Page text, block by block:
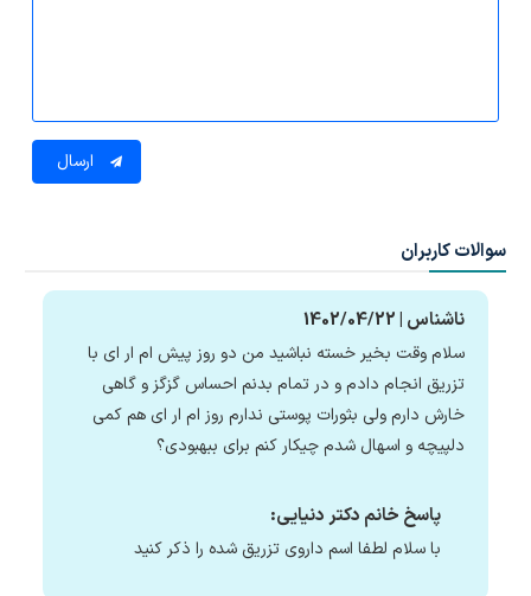
ارسال
سوالات کاربران
ناشناس | 1402/04/22
سلام وقت بخیر خسته نباشید من دو روز پیش ام ار ای با
تزریق انجام دادم و در تمام بدنم احساس گزگز و گاهی
خارش دارم ولی بثورات پوستی ندارم روز ام ار ای هم کمی
دلپیچه و اسهال شدم چیکار کنم برای ببهبودی؟
پاسخ خانم دکتر دنیایی:
با سلام لطفا اسم داروی تزریق شده را ذکر کنید